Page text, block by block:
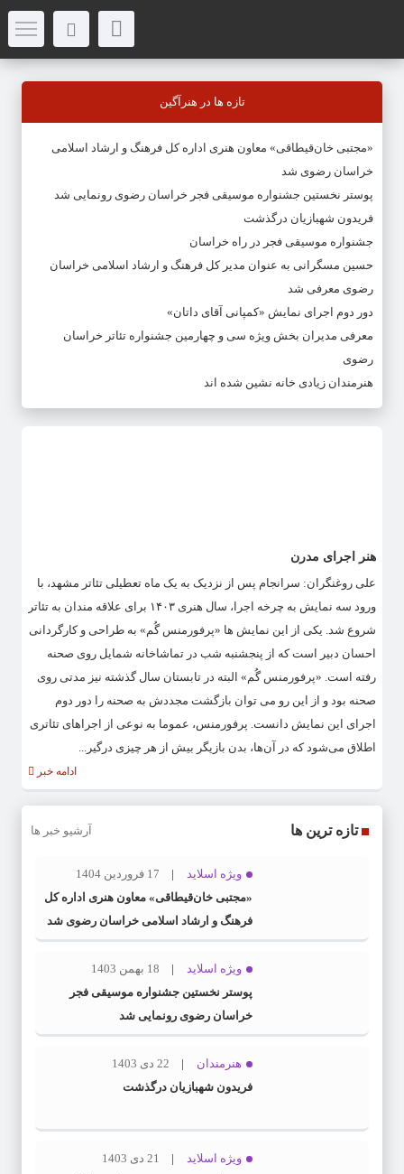
تازه ها در هنرآگین
«مجتبی خان‌قیطاقی» معاون هنری اداره کل فرهنگ و ارشاد اسلامی
خراسان رضوی شد
پوستر نخستین جشنواره موسیقی فجر خراسان رضوی رونمایی شد
فریدون شهبازیان درگذشت
جشنواره موسیقی فجر در راه خراسان
حسین مسگرانی به عنوان مدیر کل فرهنگ و ارشاد اسلامی خراسان
رضوی معرفی شد
دور دوم اجرای نمایش «کمپانی آقای داتان»
معرفی مدیران بخش ویژه سی و چهارمین جشنواره تئاتر خراسان
رضوی
هنرمندان زیادی خانه نشین شده اند
هنر اجرای مدرن
علی روغنگران: سرانجام پس از نزدیک به یک ماه تعطیلی تئاتر مشهد، با
ورود سه نمایش به چرخه اجرا، سال هنری ۱۴۰۳ برای علاقه مندان به تئاتر
شروع شد. یکی از این نمایش ها «پرفورمنس گُم» به طراحی و کارگردانی
احسان دبیر است که از پنجشنبه شب در تماشاخانه شمایل روی صحنه
رفته است. «پرفورمنس گُم» البته در تابستان سال گذشته نیز مدتی روی
صحنه بود و از این رو می توان بازگشت مجددش به صحنه را دور دوم
اجرای این نمایش دانست. پرفورمنس، عموما به نوعی از اجراهای تئاتری
اطلاق می‌شود که در آن‌ها، بدن بازیگر بیش از هر چیزی درگیر...
ادامه خبر
تازه ترین ها آرشیو خبر ها
ویژه اسلاید
17 فروردین 1404
«مجتبی خان‌قیطاقی» معاون هنری اداره کل
فرهنگ و ارشاد اسلامی خراسان رضوی شد
ویژه اسلاید
18 بهمن 1403
پوستر نخستین جشنواره موسیقی فجر
خراسان رضوی رونمایی شد
هنرمندان
22 دی 1403
فریدون شهبازیان درگذشت
ویژه اسلاید
21 دی 1403